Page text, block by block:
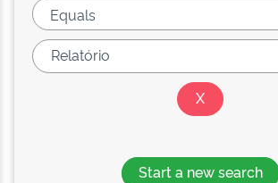
Start a new search